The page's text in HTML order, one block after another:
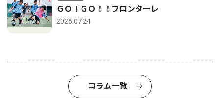
ＧＯ！ＧＯ！！フロンターレ
2026.07.24
コラム一覧